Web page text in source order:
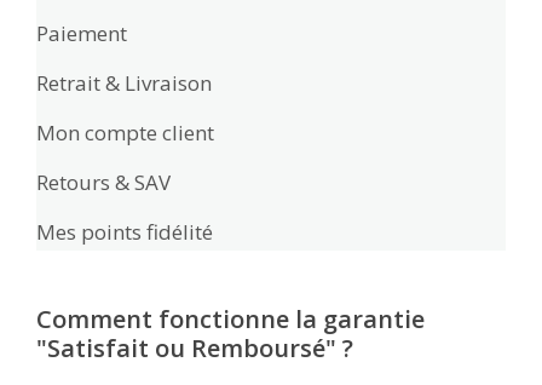
Paiement
Retrait & Livraison
Mon compte client
Retours & SAV
Mes points fidélité
Comment fonctionne la garantie
"Satisfait ou Remboursé" ?